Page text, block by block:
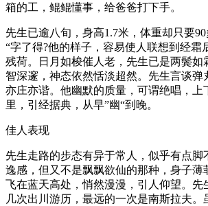
箱的工，鲲鲲懂事，给爸爸打下手。
先生已逾八旬，身高1.7米，体重却只要
“字了得?他的样子，容易使人联想到经霜
残荷。日月如梭催人老，先生已是两鬓如
智深邃，神态依然恬淡超然。先生言谈弹
亦庄亦谐。他幽默的质量，可谓绝唱，上
里，引经据典，从早”幽“到晚。
佳人表现
先生走路的步态有异于常人，似乎有点脚
逸感，但又不是飘飘欲仙的那种，身子薄
飞在蓝天高处，悄然漫漫，引人仰望。先
几次出川游历，最远的一次是南斯拉夫。